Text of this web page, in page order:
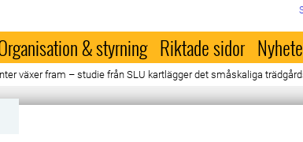
& styrning Riktade sidor
växer fram – studie från SLU kartlägger det småskaliga